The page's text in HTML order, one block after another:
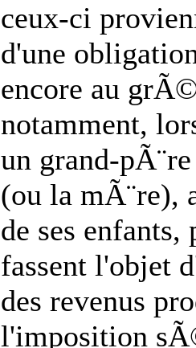
ceux-ci
d'une
encore au
notamment,
un grand-
(ou la mÃ¨re),
de ses enfants,
fassent l'objet
des revenus
l'imposition